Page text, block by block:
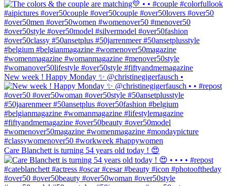
New week ! Happy Monday ✨ @christinegigerfausch •
Care Blanchett is turning 54 years old today ! 😍